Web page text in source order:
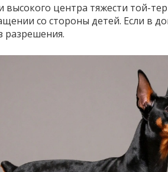
высокого центра тяжести той-
со стороны детей. Если в
разрешения.